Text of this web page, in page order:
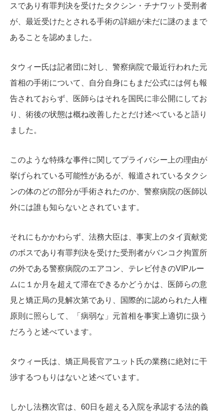
スであり有罪判決を受けたタクシン・チナワット受刑者
が、最近受けたとされる手術の詳細が未だに謎のままで
あることを認めました。
タウィー氏は記者団に対し、警察病院で最近行われた元
首相の手術について、自分自身にもまだ公式には何も報
告されておらず、医師らはそれを国民に非公開にしてお
り、術後の状態は概ね改善したとだけ述べていると語り
ました。
このような特殊な事件に関してプライバシー上の理由が
挙げられている可能性があるが、報道されているタクシ
ンの体のどの部分が手術されたのか、警察病院の医師以
外には誰も知らないとされています。
それにもかかわらず、法務大臣は、事実上のタイ貢献党
のボスであり有罪判決を受けた受刑者がバンコク拘置所
の外である警察病院のエアコン、テレビ付きのVIPルー
ムに１か月を超えて滞在できるかどうかは、医師らの意
見と矯正局の見解次第であり、国際的に認められた人権
原則に照らして、「病弱な」元首相を事実上適切に扱う
だろうと述べています。
タウィー氏は、矯正局長官アユット氏の業務に絶対に干
渉するつもりはないと述べています。
しかし法務次官は、60日を超える入院を承認する法的義